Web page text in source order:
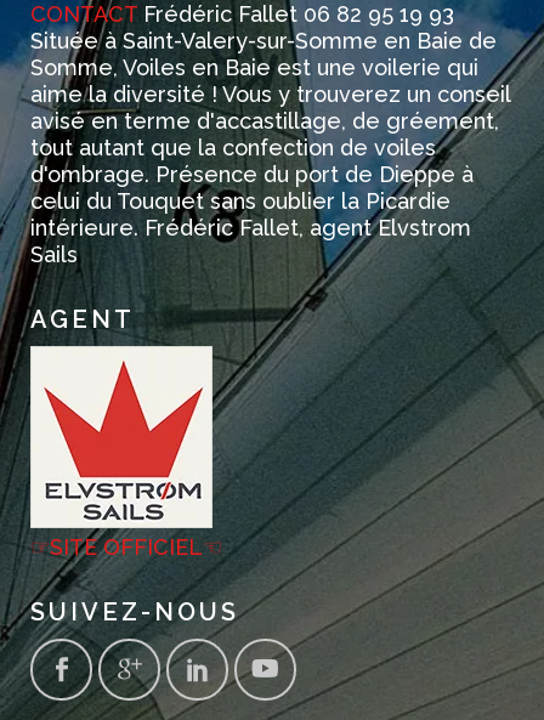
CONTACT Frédéric Fallet 06 82 95 19 93
Située à Saint-Valery-sur-Somme en Baie de
Somme, Voiles en Baie est une voilerie qui
aime la diversité ! Vous y trouverez un conseil
avisé en terme d'accastillage, de gréement,
tout autant que la confection de voiles
d'ombrage. Présence du port de Dieppe à
celui du Touquet sans oublier la Picardie
intérieure. Frédéric Fallet, agent Elvstrom
Sails
AGENT
☞SITE OFFICIEL☜
SUIVEZ-NOUS